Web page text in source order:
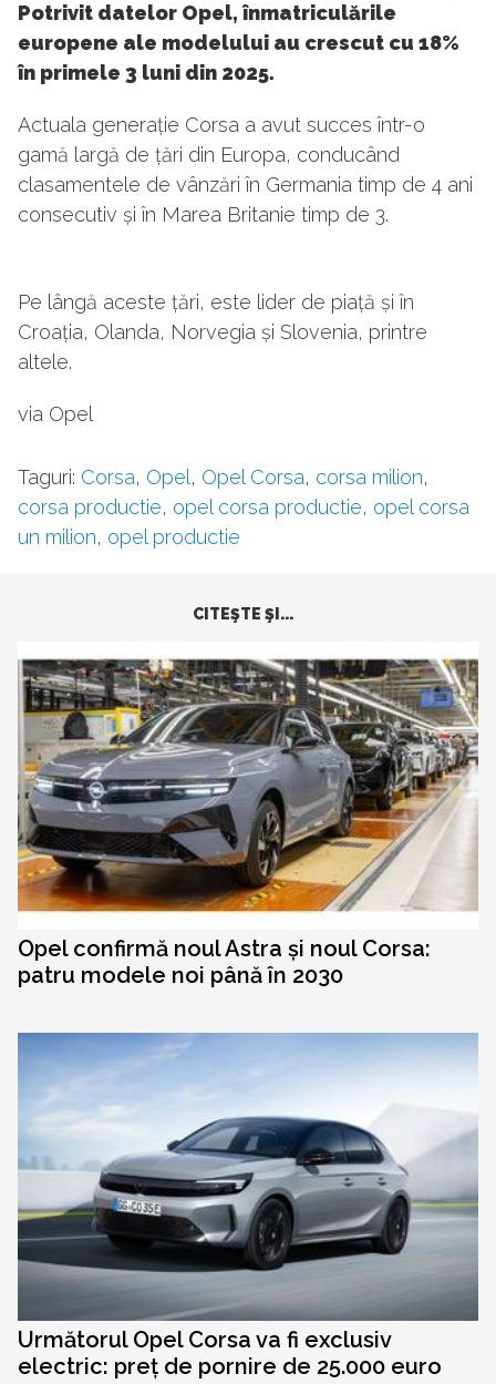
Potrivit datelor Opel, înmatriculările
europene ale modelului au crescut cu 18%
în primele 3 luni din 2025.
Actuala generație Corsa a avut succes într-o
gamă largă de țări din Europa, conducând
clasamentele de vânzări în Germania timp de 4 ani
consecutiv și în Marea Britanie timp de 3.
Pe lângă aceste țări, este lider de piață și în
Croația, Olanda, Norvegia și Slovenia, printre
altele.
via Opel
Taguri: Corsa, Opel , Opel Corsa, corsa milion,
corsa productie, opel corsa productie, opel corsa
un milion, opel productie
CITEŞTE ŞI...
Opel confirmă noul Astra și noul Corsa:
patru modele noi până în 2030
Următorul Opel Corsa va fi exclusiv
electric: preț de pornire de 25.000 euro